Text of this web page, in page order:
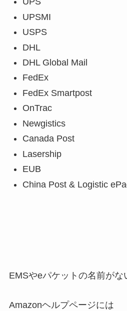
UPSMI
USPS
DHL
DHL Global Mail
FedEx
FedEx Smartpost
OnTrac
Newgistics
Canada Post
Lasership
EUB
China Post & Logistic
EMSやeパケットの名前がな
Amazonヘルプページには